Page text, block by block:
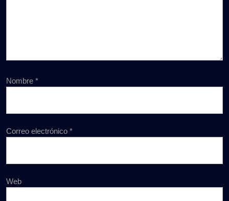
Nombre *
Correo electrónico *
Web